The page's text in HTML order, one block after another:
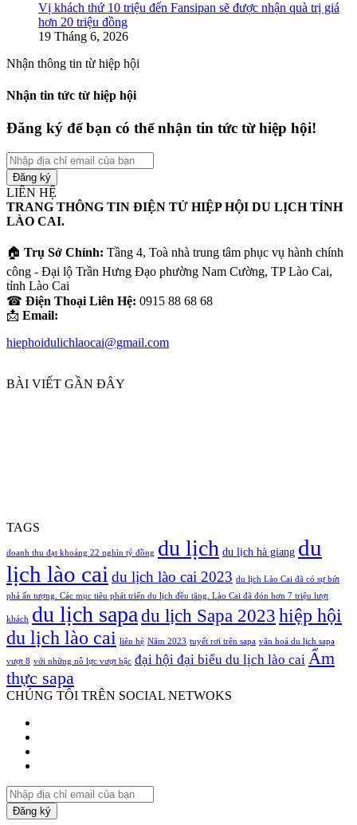
Vị khách thứ 10 triệu đến Fansipan sẽ được nhận quà trị giá
hơn 20 triệu đồng
19 Tháng 6, 2026
Nhận thông tin từ hiệp hội
Nhận tin tức từ hiệp hội
Đăng ký để bạn có thể nhận tin tức từ hiệp hội!
Nhập
địa
chỉ
email
của
bạn
LIÊN HỆ
TRANG THÔNG TIN ĐIỆN TỬ HIỆP HỘI DU LỊCH TỈNH
LÀO CAI.
🏠 Trụ Sở Chính: Tầng 4, Toà nhà trung tâm phục vụ hành chính
công - Đại lộ Trần Hưng Đạo phường Nam Cường, TP Lào Cai,
tỉnh Lào Cai
☎ Điện Thoại Liên Hệ: 0915 88 68 68
📩 Email:
hiephoidulichlaocai@gmail.com
BÀI VIẾT GẦN ĐÂY
TAGS
doanh thu đạt khoảng 22 nghìn tỷ đồng du lịch du lịch hà giang du
lịch lào cai du lịch lào cai 2023 du lịch Lào Cai đã có sự bứt
phá ấn tượng. Các mục tiêu phát triển du lịch đều tăng. Lào Cai đã đón hơn 7 triệu lượt
khách du lịch sapa du lịch Sapa 2023 hiệp hội
du lịch lào cai liên hệ Năm 2023 tuyết rơi trên sapa văn hoá du lịch sapa
vượt 8 với những nỗ lực vượt bậc đại hội đại biểu du lịch lào cai Ẩm
thực sapa
CHÚNG TÔI TRÊN SOCIAL NETWOKS
Nhập
địa
chỉ